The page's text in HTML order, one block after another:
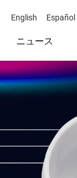
English Español
ニュース